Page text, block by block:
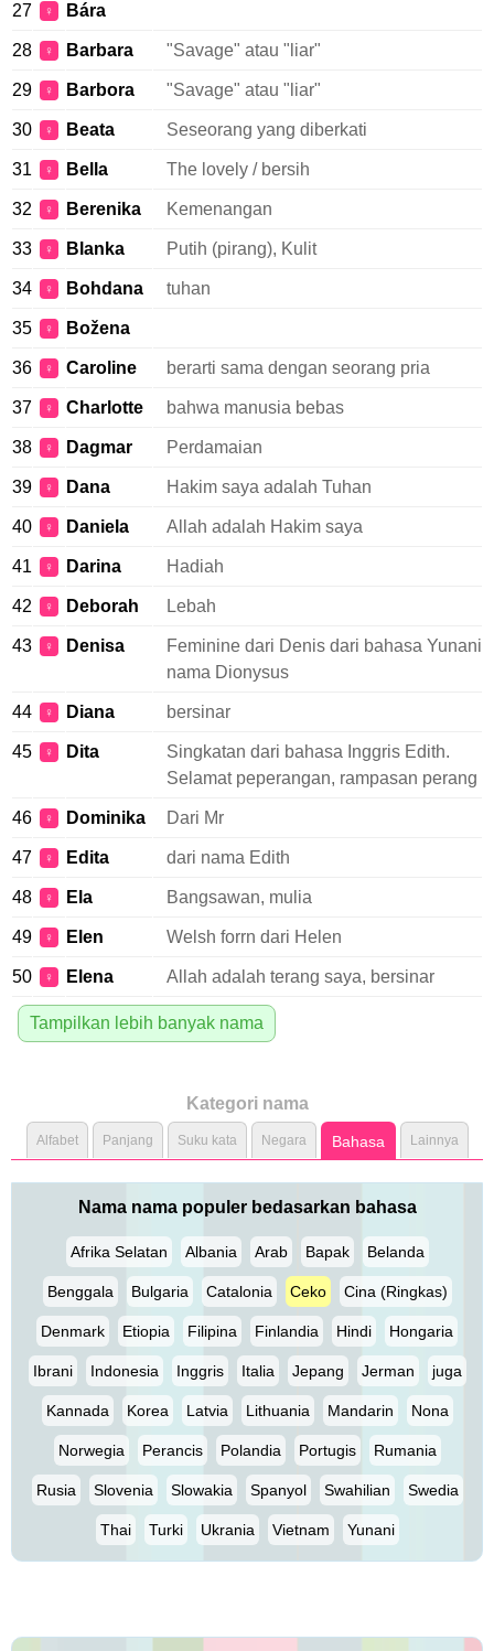
27 ♀ Bára
28 ♀ Barbara "Savage" atau "liar"
29 ♀ Barbora "Savage" atau "liar"
30 ♀ Beata Seseorang yang diberkati
31 ♀ Bella The lovely / bersih
32 ♀ Berenika Kemenangan
33 ♀ Blanka Putih (pirang), Kulit
34 ♀ Bohdana tuhan
35 ♀ Božena
36 ♀ Caroline berarti sama dengan seorang pria
37 ♀ Charlotte bahwa manusia bebas
38 ♀ Dagmar Perdamaian
39 ♀ Dana Hakim saya adalah Tuhan
40 ♀ Daniela Allah adalah Hakim saya
41 ♀ Darina Hadiah
42 ♀ Deborah Lebah
43 ♀ Denisa
Feminine dari Denis dari bahasa Yunani
nama Dionysus
44 ♀ Diana bersinar
45 ♀ Dita
Singkatan dari bahasa Inggris Edith.
Selamat peperangan, rampasan perang
46 ♀ Dominika Dari Mr
47 ♀ Edita dari nama Edith
48 ♀ Ela Bangsawan, mulia
49 ♀ Elen Welsh forrn dari Helen
50 ♀ Elena Allah adalah terang saya, bersinar
Tampilkan lebih banyak nama
Kategori nama
Alfabet Panjang Suku kata Negara Bahasa Lainnya
Nama nama populer bedasarkan bahasa
Afrika Selatan Albania Arab Bapak Belanda
Benggala Bulgaria Catalonia Ceko Cina (Ringkas)
Denmark Etiopia Filipina Finlandia Hindi Hongaria
Ibrani Indonesia Inggris Italia Jepang Jerman juga
Kannada Korea Latvia Lithuania Mandarin Nona
Norwegia Perancis Polandia Portugis Rumania
Rusia Slovenia Slowakia Spanyol Swahilian Swedia
Thai Turki Ukrania Vietnam Yunani